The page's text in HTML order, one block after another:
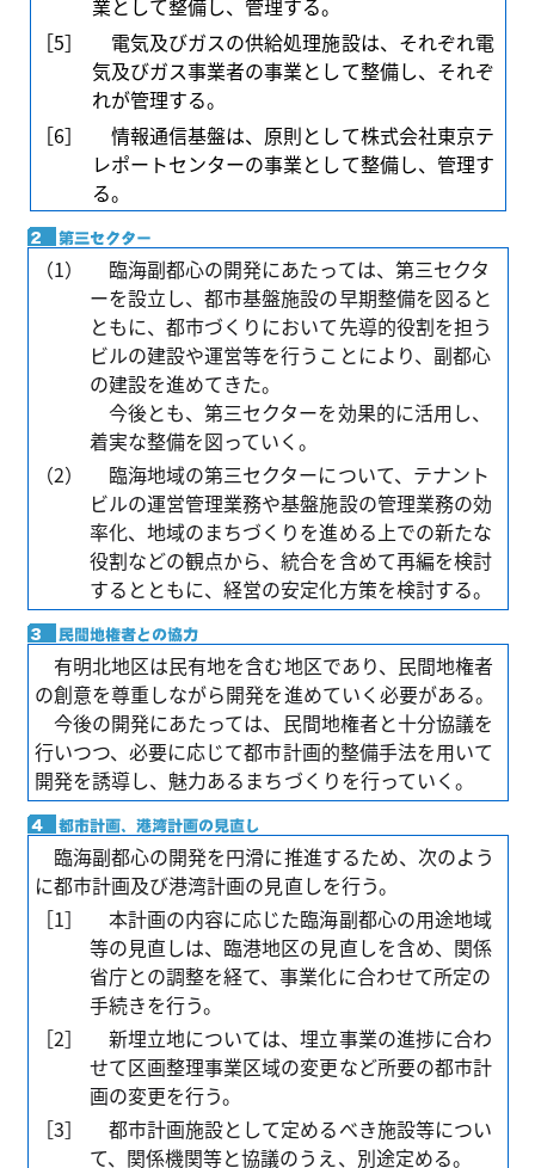
業として整備し、管理する。
［5］
電気及びガスの供給処理施設は、それぞれ電
気及びガス事業者の事業として整備し、それぞ
れが管理する。
［6］
情報通信基盤は、原則として株式会社東京テ
レポートセンターの事業として整備し、管理す
る。
（1）
臨海副都心の開発にあたっては、第三セクタ
ーを設立し、都市基盤施設の早期整備を図ると
ともに、都市づくりにおいて先導的役割を担う
ビルの建設や運営等を行うことにより、副都心
の建設を進めてきた。
今後とも、第三セクターを効果的に活用し、
着実な整備を図っていく。
（2）
臨海地域の第三セクターについて、テナント
ビルの運営管理業務や基盤施設の管理業務の効
率化、地域のまちづくりを進める上での新たな
役割などの観点から、統合を含めて再編を検討
するとともに、経営の安定化方策を検討する。
有明北地区は民有地を含む地区であり、民間地権者
の創意を尊重しながら開発を進めていく必要がある。
今後の開発にあたっては、民間地権者と十分協議を
行いつつ、必要に応じて都市計画的整備手法を用いて
開発を誘導し、魅力あるまちづくりを行っていく。
臨海副都心の開発を円滑に推進するため、次のよう
に都市計画及び港湾計画の見直しを行う。
［1］
本計画の内容に応じた臨海副都心の用途地域
等の見直しは、臨港地区の見直しを含め、関係
省庁との調整を経て、事業化に合わせて所定の
手続きを行う。
［2］
新埋立地については、埋立事業の進捗に合わ
せて区画整理事業区域の変更など所要の都市計
画の変更を行う。
［3］
都市計画施設として定めるべき施設等につい
て、関係機関等と協議のうえ、別途定める。